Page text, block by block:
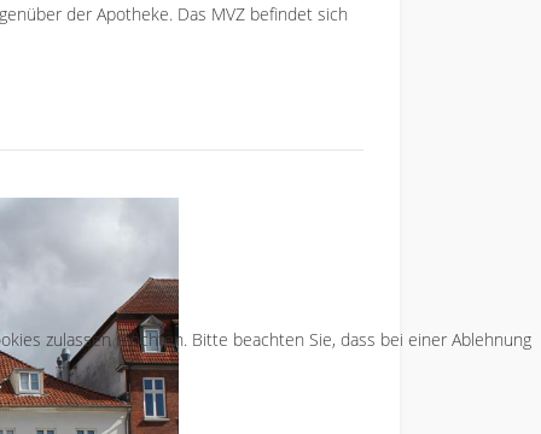
der Apotheke. Das MVZ befindet sich
zulassen möchten. Bitte beachten Sie, dass bei einer Ablehnung